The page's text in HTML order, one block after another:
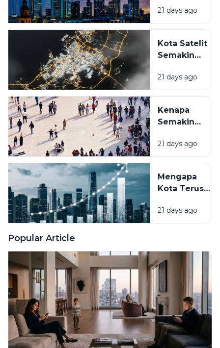
Kota
Canggih,
Bedanya
dengan
Biasa?
21 days ago
Kota Satelit
Semakin
Benarkah
Jadi Solusi
dan
Kepadatan?
21 days ago
Kenapa
Semakin
Orang
Memilih
Kota?
Fenomena
yang
21 days ago
Mengapa
Kota Terus
Memahami
Perubahan
dari Masa ke
Masa
21 days ago
Popular Article